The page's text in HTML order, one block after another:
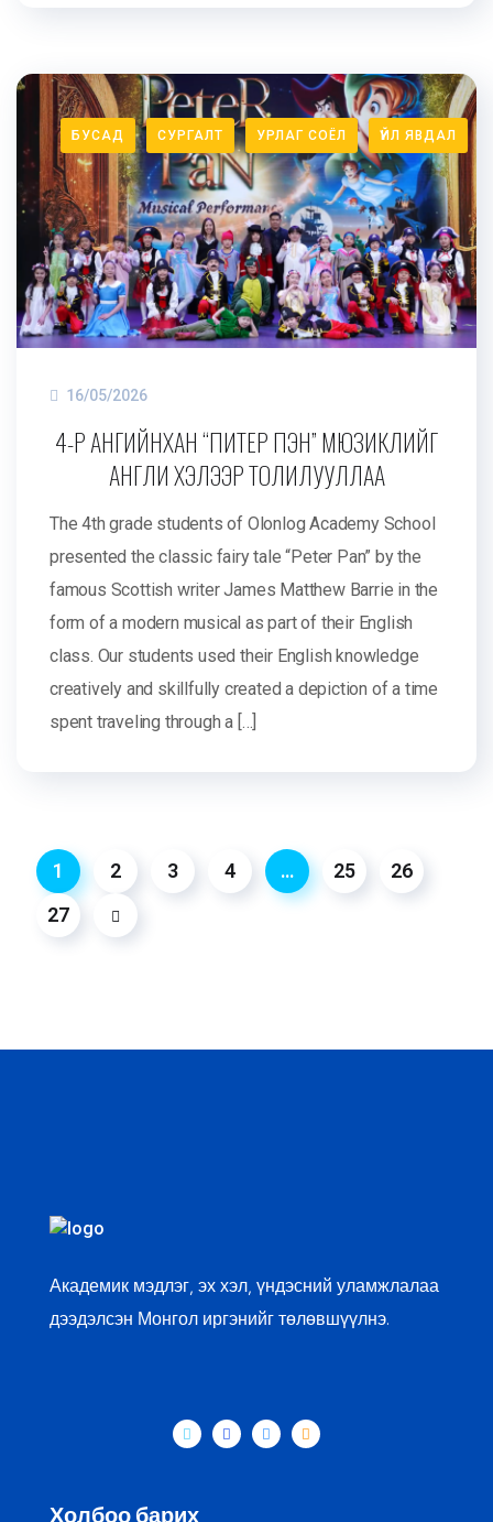
БУСАД СУРГАЛТ УРЛАГ СОЁЛ ҮЙЛ ЯВДАЛ
16/05/2026
4-Р АНГИЙНХАН “ПИТЕР ПЭН” МЮЗИКЛИЙГ
АНГЛИ ХЭЛЭЭР ТОЛИЛУУЛЛАА
The 4th grade students of Olonlog Academy School
presented the classic fairy tale “Peter Pan” by the
famous Scottish writer James Matthew Barrie in the
form of a modern musical as part of their English
class. Our students used their English knowledge
creatively and skillfully created a depiction of a time
spent traveling through a […]
1 2 3 4 … 25
26
27
Академик мэдлэг, эх хэл, үндэсний уламжлалаа
дээдэлсэн Монгол иргэнийг төлөвшүүлнэ.
Холбоо барих